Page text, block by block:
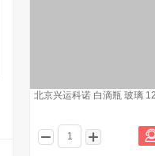
北京兴运科诺 白滴瓶 玻璃